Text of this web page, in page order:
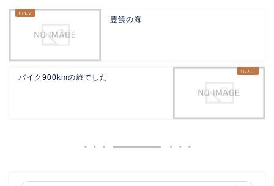
豊饒の海
バイク900kmの旅でした